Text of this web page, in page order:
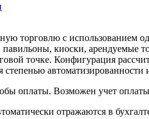
торговлю с использованием
павильоны, киоски, арендуемые
точке. Конфигурация
степенью автоматизированности
оплаты. Возможен учет
отражаются в